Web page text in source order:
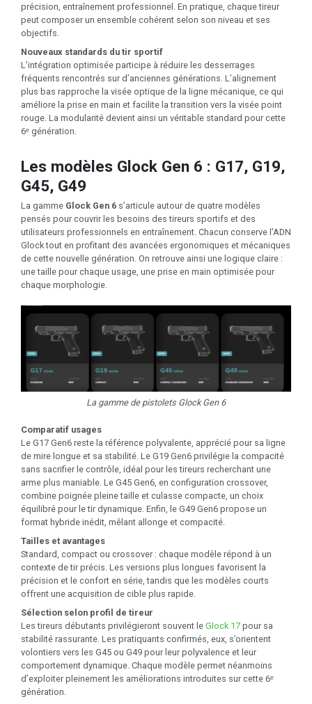
précision, entraînement professionnel. En pratique, chaque tireur
peut composer un ensemble cohérent selon son niveau et ses
objectifs.
Nouveaux standards du tir sportif
L’intégration optimisée participe à réduire les desserrages
fréquents rencontrés sur d’anciennes générations. L’alignement
plus bas rapproche la visée optique de la ligne mécanique, ce qui
améliore la prise en main et facilite la transition vers la visée point
rouge. La modularité devient ainsi un véritable standard pour cette
6ᵉ génération.
Les modèles Glock Gen 6 : G17, G19,
G45, G49
La gamme Glock Gen 6 s’articule autour de quatre modèles
pensés pour couvrir les besoins des tireurs sportifs et des
utilisateurs professionnels en entraînement. Chacun conserve l’ADN
Glock tout en profitant des avancées ergonomiques et mécaniques
de cette nouvelle génération. On retrouve ainsi une logique claire :
une taille pour chaque usage, une prise en main optimisée pour
chaque morphologie.
La gamme de pistolets Glock Gen 6
Comparatif usages
Le G17 Gen6 reste la référence polyvalente, apprécié pour sa ligne
de mire longue et sa stabilité. Le G19 Gen6 privilégie la compacité
sans sacrifier le contrôle, idéal pour les tireurs recherchant une
arme plus maniable. Le G45 Gen6, en configuration crossover,
combine poignée pleine taille et culasse compacte, un choix
équilibré pour le tir dynamique. Enfin, le G49 Gen6 propose un
format hybride inédit, mêlant allonge et compacité.
Tailles et avantages
Standard, compact ou crossover : chaque modèle répond à un
contexte de tir précis. Les versions plus longues favorisent la
précision et le confort en série, tandis que les modèles courts
offrent une acquisition de cible plus rapide.
Sélection selon profil de tireur
Les tireurs débutants privilégieront souvent le Glock 17 pour sa
stabilité rassurante. Les pratiquants confirmés, eux, s’orientent
volontiers vers les G45 ou G49 pour leur polyvalence et leur
comportement dynamique. Chaque modèle permet néanmoins
d’exploiter pleinement les améliorations introduites sur cette 6ᵉ
génération.